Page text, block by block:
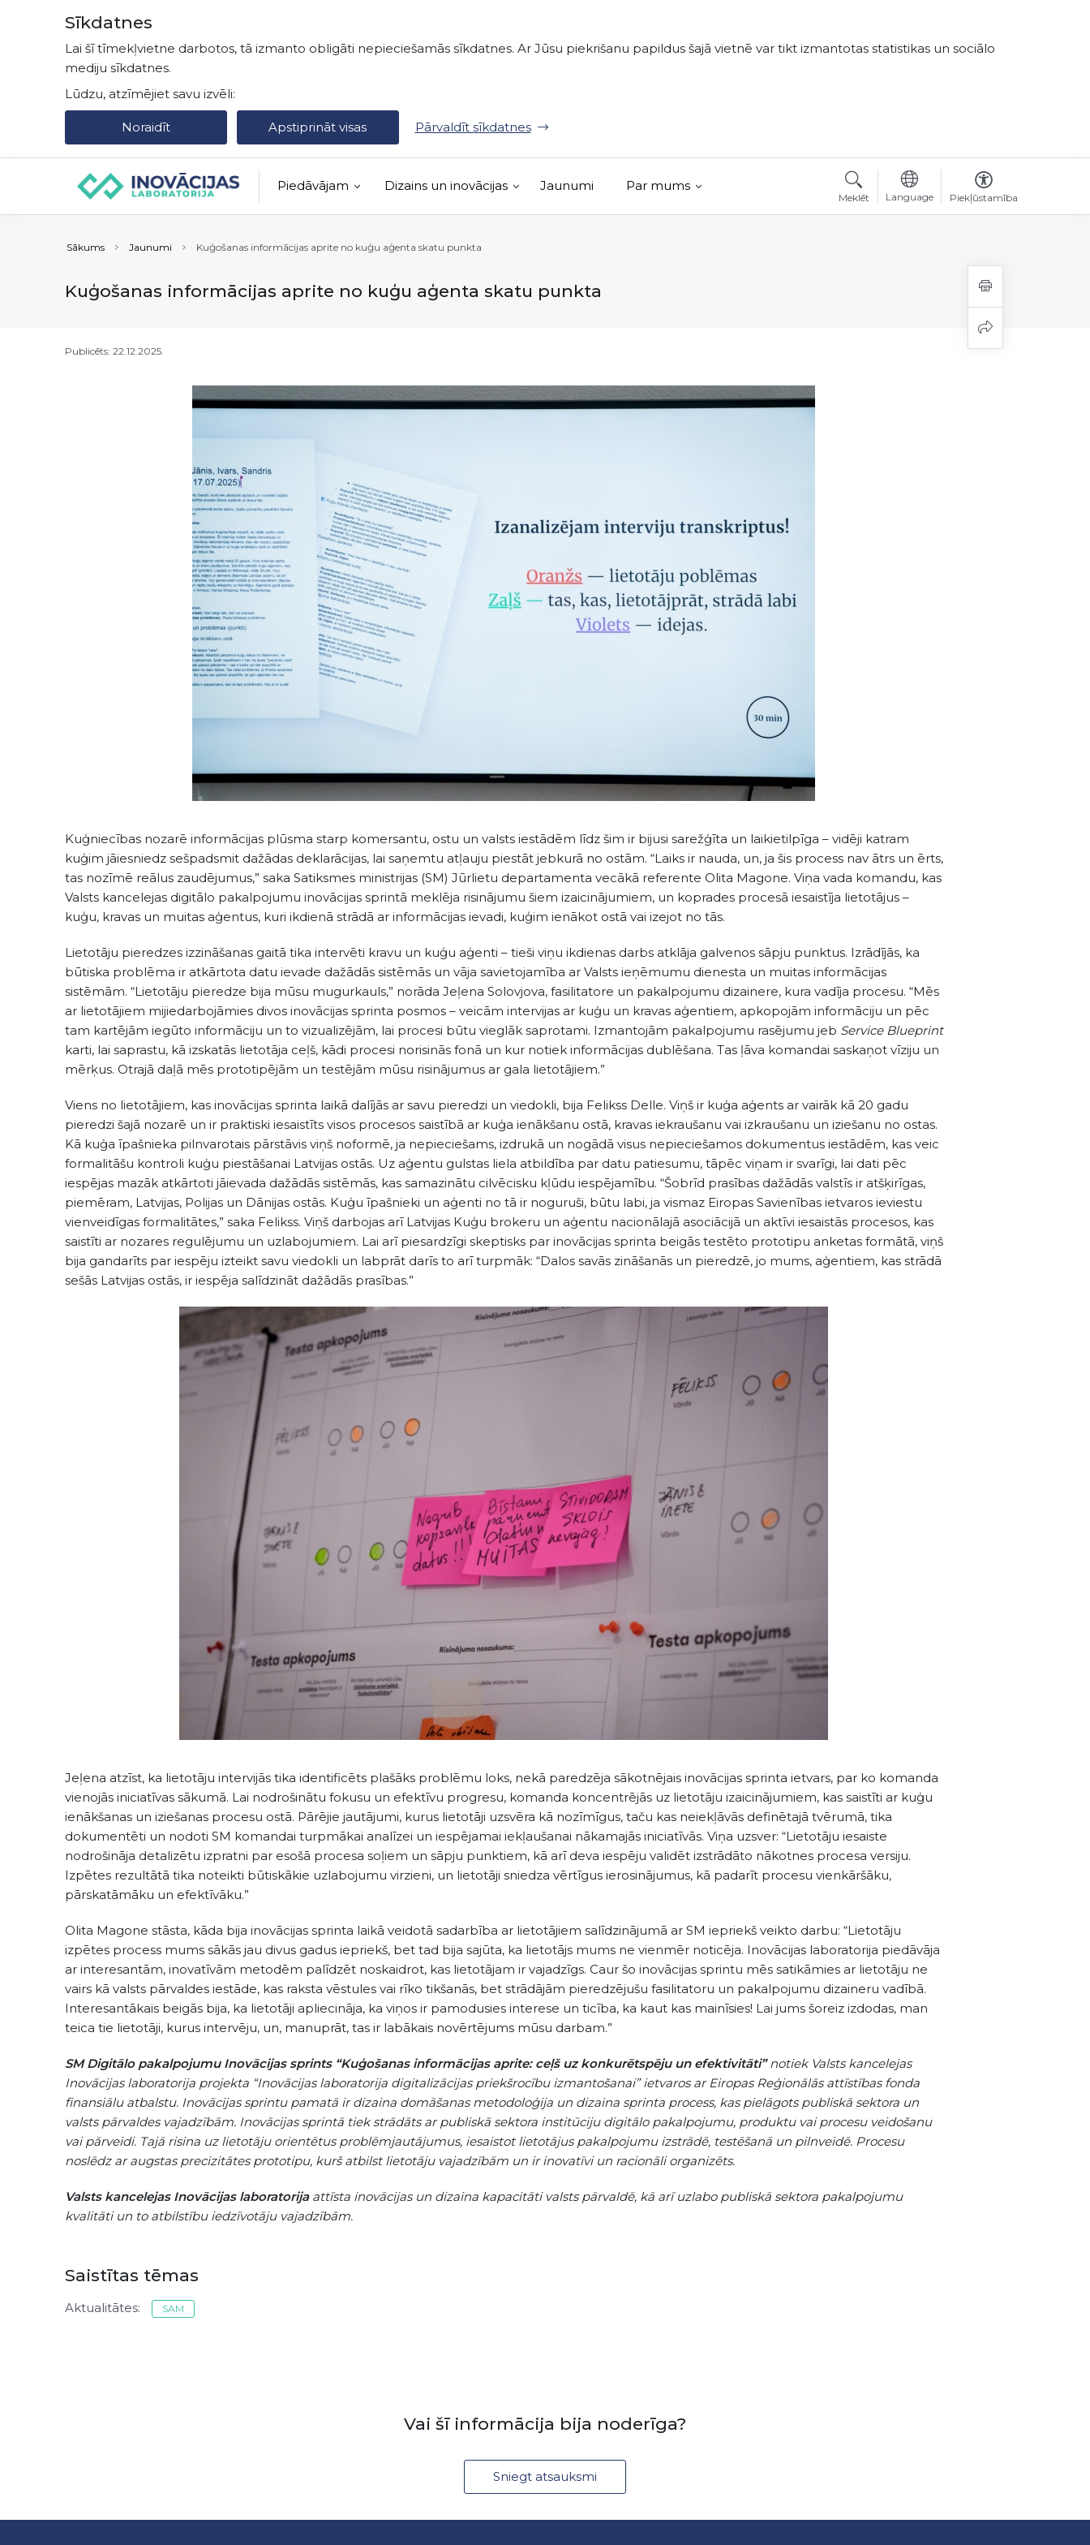
Sīkdatnes
Lai šī tīmekļvietne darbotos, tā izmanto obligāti nepieciešamās sīkdatnes. Ar Jūsu piekrišanu papildus šajā vietnē var tikt izmantotas statistikas un sociālo
mediju sīkdatnes.
Lūdzu, atzīmējiet savu izvēli:
Noraidīt Apstiprināt visas Pārvaldīt sīkdatnes
Piedāvājam Dizains un inovācijas Jaunumi Par mums
Meklēt Language Piekļūstamība
Sākums Jaunumi Kuģošanas informācijas aprite no kuģu aģenta skatu punkta
Kuģošanas informācijas aprite no kuģu aģenta skatu punkta
Publicēts: 22.12.2025.
Kuģniecības nozarē informācijas plūsma starp komersantu, ostu un valsts iestādēm līdz šim ir bijusi sarežģīta un laikietilpīga – vidēji katram
kuģim jāiesniedz sešpadsmit dažādas deklarācijas, lai saņemtu atļauju piestāt jebkurā no ostām. “Laiks ir nauda, un, ja šis process nav ātrs un ērts,
tas nozīmē reālus zaudējumus,” saka Satiksmes ministrijas (SM) Jūrlietu departamenta vecākā referente Olita Magone. Viņa vada komandu, kas
Valsts kancelejas digitālo pakalpojumu inovācijas sprintā meklēja risinājumu šiem izaicinājumiem, un koprades procesā iesaistīja lietotājus –
kuģu, kravas un muitas aģentus, kuri ikdienā strādā ar informācijas ievadi, kuģim ienākot ostā vai izejot no tās.
Lietotāju pieredzes izzināšanas gaitā tika intervēti kravu un kuģu aģenti – tieši viņu ikdienas darbs atklāja galvenos sāpju punktus. Izrādījās, ka
būtiska problēma ir atkārtota datu ievade dažādās sistēmās un vāja savietojamība ar Valsts ieņēmumu dienesta un muitas informācijas
sistēmām. “Lietotāju pieredze bija mūsu mugurkauls,” norāda Jeļena Solovjova, fasilitatore un pakalpojumu dizainere, kura vadīja procesu. “Mēs
ar lietotājiem mijiedarbojāmies divos inovācijas sprinta posmos – veicām intervijas ar kuģu un kravas aģentiem, apkopojām informāciju un pēc
tam kartējām iegūto informāciju un to vizualizējām, lai procesi būtu vieglāk saprotami. Izmantojām pakalpojumu rasējumu jeb Service Blueprint
karti, lai saprastu, kā izskatās lietotāja ceļš, kādi procesi norisinās fonā un kur notiek informācijas dublēšana. Tas ļāva komandai saskaņot vīziju un
mērķus. Otrajā daļā mēs prototipējām un testējām mūsu risinājumus ar gala lietotājiem.”
Viens no lietotājiem, kas inovācijas sprinta laikā dalījās ar savu pieredzi un viedokli, bija Felikss Delle. Viņš ir kuģa aģents ar vairāk kā 20 gadu
pieredzi šajā nozarē un ir praktiski iesaistīts visos procesos saistībā ar kuģa ienākšanu ostā, kravas iekraušanu vai izkraušanu un iziešanu no ostas.
Kā kuģa īpašnieka pilnvarotais pārstāvis viņš noformē, ja nepieciešams, izdrukā un nogādā visus nepieciešamos dokumentus iestādēm, kas veic
formalitāšu kontroli kuģu piestāšanai Latvijas ostās. Uz aģentu gulstas liela atbildība par datu patiesumu, tāpēc viņam ir svarīgi, lai dati pēc
iespējas mazāk atkārtoti jāievada dažādās sistēmās, kas samazinātu cilvēcisku kļūdu iespējamību. “Šobrīd prasības dažādās valstīs ir atšķirīgas,
piemēram, Latvijas, Polijas un Dānijas ostās. Kuģu īpašnieki un aģenti no tā ir noguruši, būtu labi, ja vismaz Eiropas Savienības ietvaros ieviestu
vienveidīgas formalitātes,” saka Felikss. Viņš darbojas arī Latvijas Kuģu brokeru un aģentu nacionālajā asociācijā un aktīvi iesaistās procesos, kas
saistīti ar nozares regulējumu un uzlabojumiem. Lai arī piesardzīgi skeptisks par inovācijas sprinta beigās testēto prototipu anketas formātā, viņš
bija gandarīts par iespēju izteikt savu viedokli un labprāt darīs to arī turpmāk: “Dalos savās zināšanās un pieredzē, jo mums, aģentiem, kas strādā
sešās Latvijas ostās, ir iespēja salīdzināt dažādās prasības.”
Jeļena atzīst, ka lietotāju intervijās tika identificēts plašāks problēmu loks, nekā paredzēja sākotnējais inovācijas sprinta ietvars, par ko komanda
vienojās iniciatīvas sākumā. Lai nodrošinātu fokusu un efektīvu progresu, komanda koncentrējās uz lietotāju izaicinājumiem, kas saistīti ar kuģu
ienākšanas un iziešanas procesu ostā. Pārējie jautājumi, kurus lietotāji uzsvēra kā nozīmīgus, taču kas neiekļāvās definētajā tvērumā, tika
dokumentēti un nodoti SM komandai turpmākai analīzei un iespējamai iekļaušanai nākamajās iniciatīvās. Viņa uzsver: “Lietotāju iesaiste
nodrošināja detalizētu izpratni par esošā procesa soļiem un sāpju punktiem, kā arī deva iespēju validēt izstrādāto nākotnes procesa versiju.
Izpētes rezultātā tika noteikti būtiskākie uzlabojumu virzieni, un lietotāji sniedza vērtīgus ierosinājumus, kā padarīt procesu vienkāršāku,
pārskatāmāku un efektīvāku.”
Olita Magone stāsta, kāda bija inovācijas sprinta laikā veidotā sadarbība ar lietotājiem salīdzinājumā ar SM iepriekš veikto darbu: “Lietotāju
izpētes process mums sākās jau divus gadus iepriekš, bet tad bija sajūta, ka lietotājs mums ne vienmēr noticēja. Inovācijas laboratorija piedāvāja
ar interesantām, inovatīvām metodēm palīdzēt noskaidrot, kas lietotājam ir vajadzīgs. Caur šo inovācijas sprintu mēs satikāmies ar lietotāju ne
vairs kā valsts pārvaldes iestāde, kas raksta vēstules vai rīko tikšanās, bet strādājām pieredzējušu fasilitatoru un pakalpojumu dizaineru vadībā.
Interesantākais beigās bija, ka lietotāji apliecināja, ka viņos ir pamodusies interese un ticība, ka kaut kas mainīsies! Lai jums šoreiz izdodas, man
teica tie lietotāji, kurus intervēju, un, manuprāt, tas ir labākais novērtējums mūsu darbam.”
SM Digitālo pakalpojumu Inovācijas sprints “Kuģošanas informācijas aprite: ceļš uz konkurētspēju un efektivitāti” notiek Valsts kancelejas
Inovācijas laboratorija projekta “Inovācijas laboratorija digitalizācijas priekšrocību izmantošanai” ietvaros ar Eiropas Reģionālās attīstības fonda
finansiālu atbalstu. Inovācijas sprintu pamatā ir dizaina domāšanas metodoloģija un dizaina sprinta process, kas pielāgots publiskā sektora un
valsts pārvaldes vajadzībām. Inovācijas sprintā tiek strādāts ar publiskā sektora institūciju digitālo pakalpojumu, produktu vai procesu veidošanu
vai pārveidi. Tajā risina uz lietotāju orientētus problēmjautājumus, iesaistot lietotājus pakalpojumu izstrādē, testēšanā un pilnveidē. Procesu
noslēdz ar augstas precizitātes prototipu, kurš atbilst lietotāju vajadzībām un ir inovatīvi un racionāli organizēts.
Valsts kancelejas Inovācijas laboratorijaattīsta inovācijas un dizaina kapacitāti valsts pārvaldē, kā arī uzlabo publiskā sektora pakalpojumu
kvalitāti un to atbilstību iedzīvotāju vajadzībām.
Saistītas tēmas
Aktualitātes: SAM
Vai šī informācija bija noderīga?
Sniegt atsauksmi